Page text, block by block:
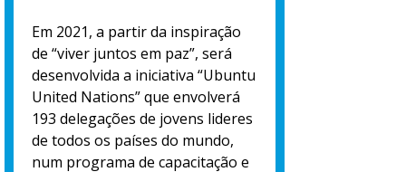
Em 2021, a partir da inspiração
de “viver juntos em paz”, será
desenvolvida a iniciativa “Ubuntu
United Nations” que envolverá
193 delegações de jovens lideres
de todos os países do mundo,
num programa de capacitação e